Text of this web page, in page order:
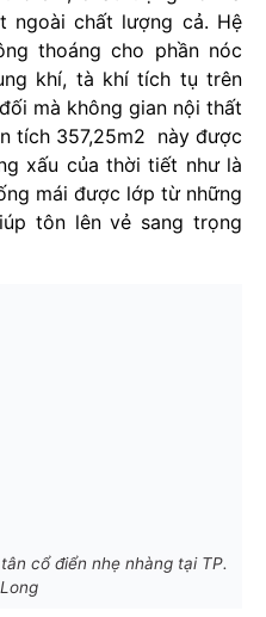
chất lượng cả. Hệ
thoáng cho phần nóc
khí, tà khí tích tụ trên
mà không gian nội thất
tích 357,25m2 này được
xấu của thời tiết như là
mái được lớp từ những
tôn lên vẻ sang trọng
cổ điển nhẹ nhàng tại TP.